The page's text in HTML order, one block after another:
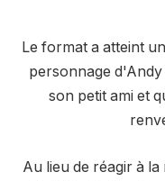
Le format a atteint
personnage
son petit ami et
Au lieu de réagir à